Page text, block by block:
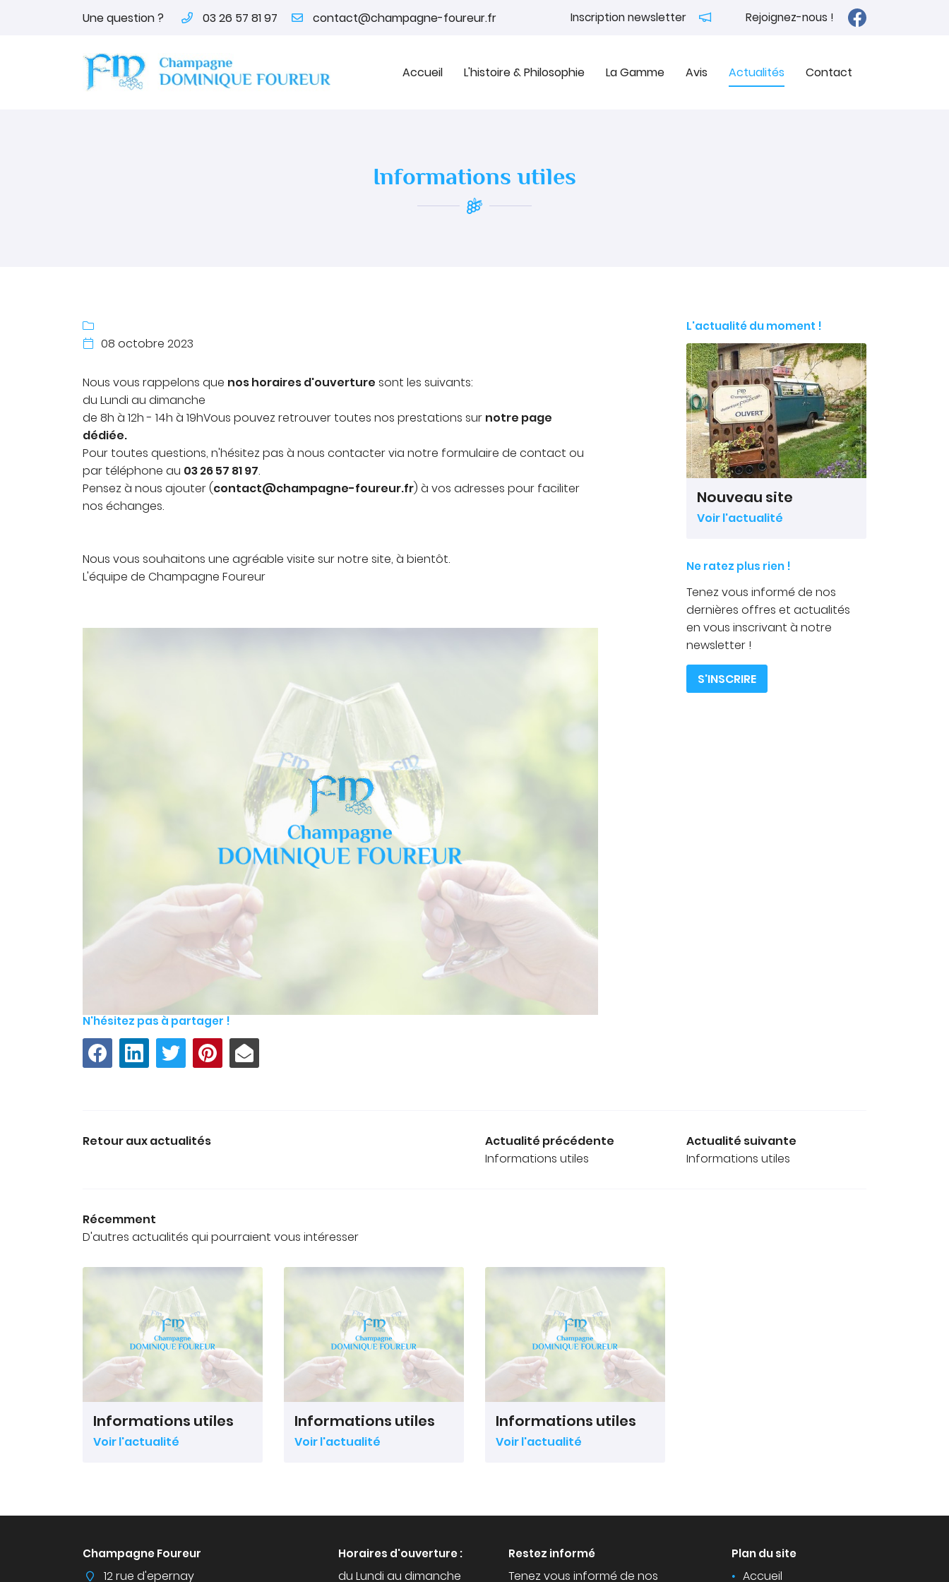
Une question ? 03 26 57 81 97 Inscription newsletter Rejoignez-nous !
Accueil L'histoire & Philosophie La Gamme Avis Actualités Contact
51150 Ambonnay
03 26 57 81 97
commerciales à l'adresse email indiqué ci-dessus. Vous pouvez vous
désinscrire à tout moment en utilisant
Informations utiles


08 octobre 2023
Nous vous rappelons que nos horaires d'ouverture sont les suivants:
du Lundi au dimanche
de 8h à 12h - 14h à 19hVous pouvez retrouver toutes nos prestations sur notre page
dédiée.
Pour toutes questions, n'hésitez pas à nous contacter via notre formulaire de contact ou
par téléphone au 03 26 57 81 97.
Pensez à nous ajouter (contact@champagne-foureur.fr) à vos adresses pour faciliter
nos échanges.
Nous vous souhaitons une agréable visite sur notre site, à bientôt.
L'équipe de Champagne Foureur
N'hésitez pas à partager !
L'actualité du moment !
Nouveau site
Voir l'actualité
Ne ratez plus rien !
Tenez vous informé de nos
dernières offres et actualités
en vous inscrivant à notre
newsletter !
S'INSCRIRE
Retour aux actualités
Actualité précédente
Informations utiles
Actualité suivante
Informations utiles
Récemment
D'autres actualités qui pourraient vous intéresser
Informations utiles
Voir l'actualité
Informations utiles
Voir l'actualité
Informations utiles
Voir l'actualité
Champagne Foureur
12 rue d'epernay
Horaires d'ouverture :
du Lundi au dimanche
Restez informé
Tenez vous informé de nos
Plan du site
Accueil